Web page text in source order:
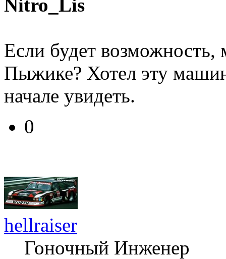
Nitro_Lis
Если будет возможность,
Пыжике? Хотел эту
начале увидеть.
0
hellraiser
Гоночный Инженер